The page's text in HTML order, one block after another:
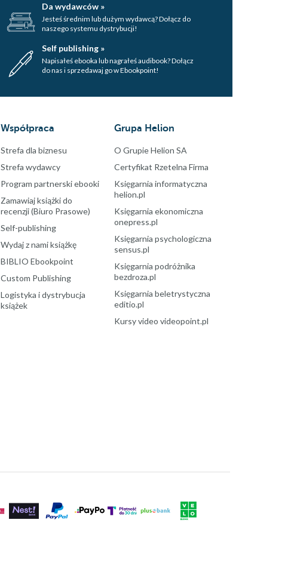
Da wydawców »
Jesteś średnim lub dużym wydawcą? Dołącz do
naszego systemu dystrybucji!
Self publishing »
Napisałeś ebooka lub nagrałeś audibook? Dołącz
do nas i sprzedawaj go w Ebookpoint!
Współpraca
Strefa dla biznesu
Strefa wydawcy
Program partnerski ebooki
Zamawiaj książki do
recenzji (Biuro Prasowe)
Self-publishing
Wydaj z nami książkę
BIBLIO Ebookpoint
Custom Publishing
Logistyka i dystrybucja
książek
Grupa Helion
O Grupie Helion SA
Certyfikat Rzetelna Firma
Księgarnia informatyczna
helion.pl
Księgarnia ekonomiczna
onepress.pl
Księgarnia psychologiczna
sensus.pl
Księgarnia podróżnika
bezdroza.pl
Księgarnia beletrystyczna
editio.pl
Kursy video videopoint.pl